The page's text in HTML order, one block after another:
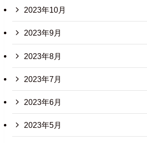
2023年10月
2023年9月
2023年8月
2023年7月
2023年6月
2023年5月